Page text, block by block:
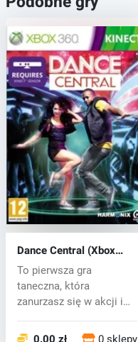
Dance Central (Xbox
360) key
To pierwsza gra
taneczna, która
zanurzasz się w akcji i